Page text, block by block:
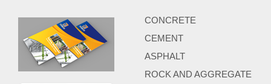
CONCRETE
CEMENT
ASPHALT
ROCK AND AGGREGATE